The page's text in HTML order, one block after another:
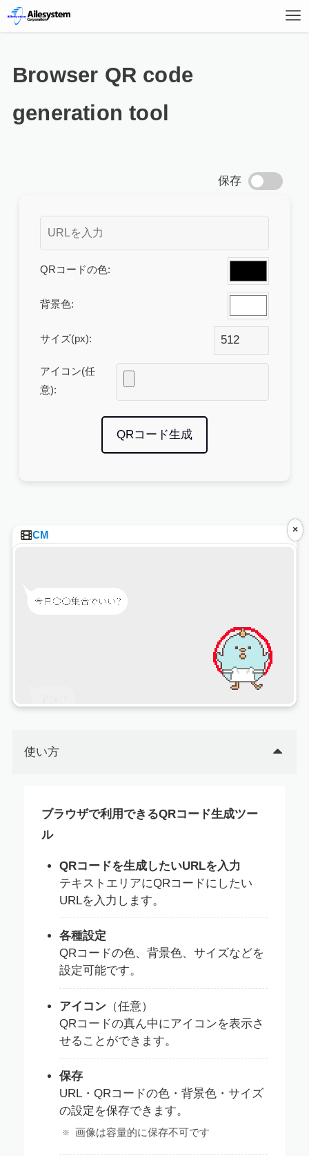
Browser QR code
generation tool
保存
QRコードの色:
背景色:
サイズ(px):
アイコン(任
意):
QRコード生成
×
CM
使い方
ブラウザで利用できるQRコード生成ツー
ル
QRコードを生成したいURLを入力
テキストエリアにQRコードにしたい
URLを入力します。
各種設定
QRコードの色、背景色、サイズなどを
設定可能です。
アイコン（任意）
QRコードの真ん中にアイコンを表示さ
せることができます。
保存
URL・QRコードの色・背景色・サイズ
の設定を保存できます。
画像は容量的に保存不可です